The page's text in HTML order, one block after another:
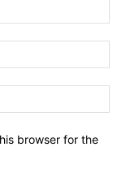
browser for the